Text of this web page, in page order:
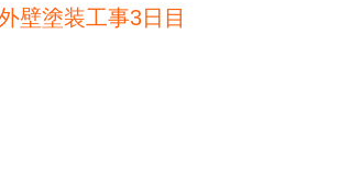
壁塗装工事3日目